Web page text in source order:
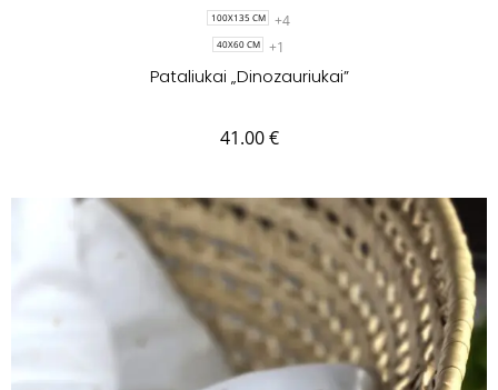
100X135 CM +4
40X60 CM +1
Pataliukai „Dinozauriukai”
41.00€